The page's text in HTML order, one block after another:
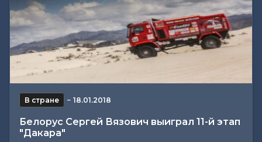
В стране − 18.01.2018
Белорус Сергей Вязович выиграл 11-й этап
"Дакара"